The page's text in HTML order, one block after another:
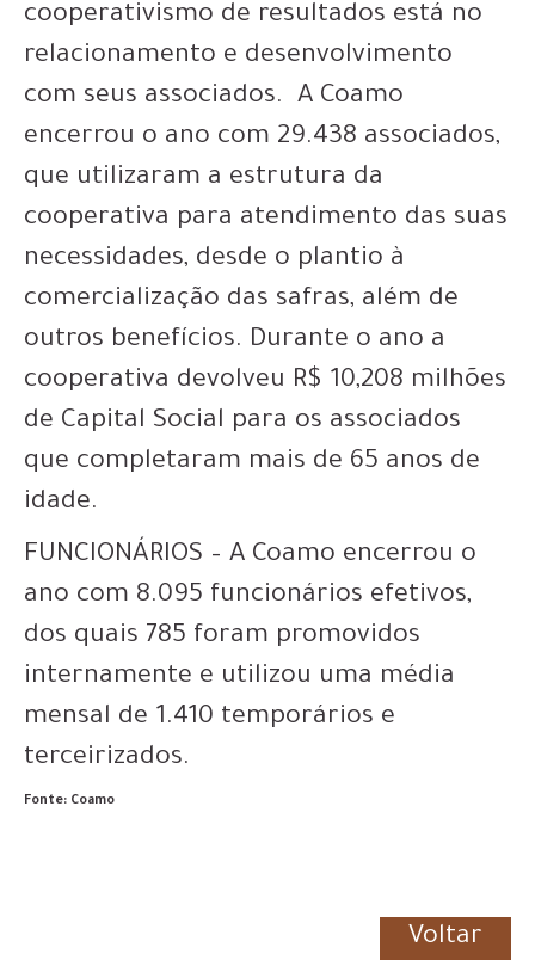
cooperativismo de resultados está no
relacionamento e desenvolvimento
com seus associados. A Coamo
encerrou o ano com 29.438 associados,
que utilizaram a estrutura da
cooperativa para atendimento das suas
necessidades, desde o plantio à
comercialização das safras, além de
outros benefícios. Durante o ano a
cooperativa devolveu R$ 10,208 milhões
de Capital Social para os associados
que completaram mais de 65 anos de
idade.
FUNCIONÁRIOS – A Coamo encerrou o
ano com 8.095 funcionários efetivos,
dos quais 785 foram promovidos
internamente e utilizou uma média
mensal de 1.410 temporários e
terceirizados.
Fonte: Coamo
Voltar